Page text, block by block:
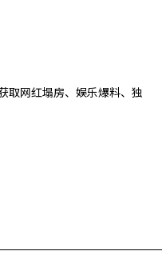
取网红塌房、娱乐爆料、独